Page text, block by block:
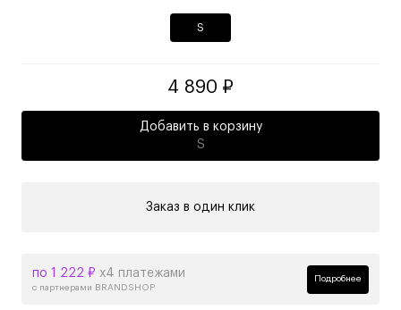
S
4 890 ₽
Добавить в корзину
S
Заказ в один клик
по 1 222 ₽ х4 платежами
с партнерами BRANDSHOP
Подробнее